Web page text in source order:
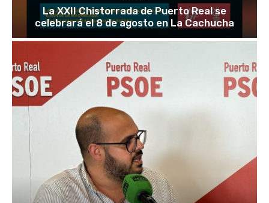
La XXII Chistorrada de Puerto Real se
celebrará el 8 de agosto en La Cachucha